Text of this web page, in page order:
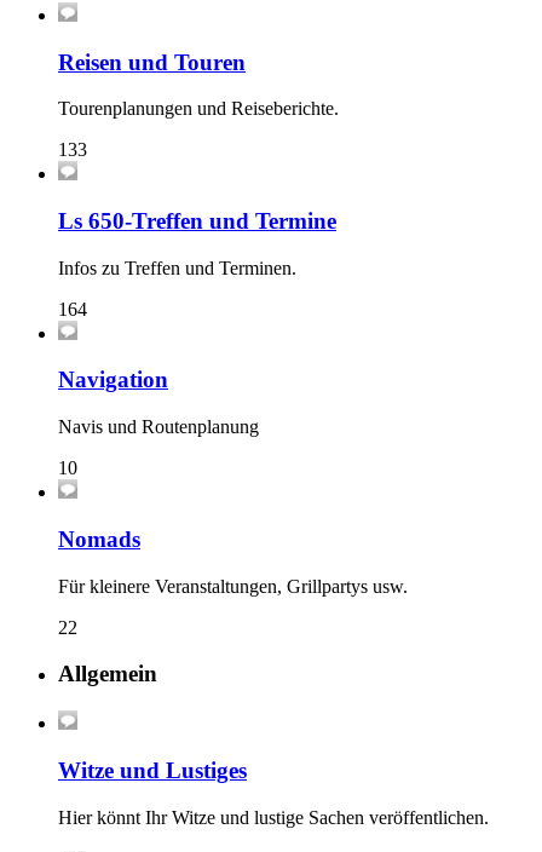
Reisen und Touren
Tourenplanungen und Reiseberichte.
133
Ls 650-Treffen und Termine
Infos zu Treffen und Terminen.
164
Navigation
Navis und Routenplanung
10
Nomads
Für kleinere Veranstaltungen, Grillpartys usw.
22
Allgemein
Witze und Lustiges
Hier könnt Ihr Witze und lustige Sachen veröffentlichen.